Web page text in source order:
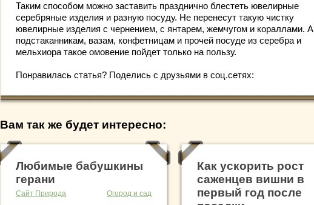
Таким способом можно заставить празднично блестеть ювелирные
серебряные изделия и разную посуду. Не перенесут такую чистку
ювелирные изделия с чернением, с янтарем, жемчугом и кораллами. А
подстаканникам, вазам, конфетницам и прочей посуде из серебра и
мельхиора такое омовение пойдет только на пользу.
Понравилась статья? Поделись с друзьями в соц.сетях:
Вам так же будет интересно:
Любимые бабушкины
герани
Сайт Природа Огород и сад
Как ускорить рост
саженцев вишни в
первый год после